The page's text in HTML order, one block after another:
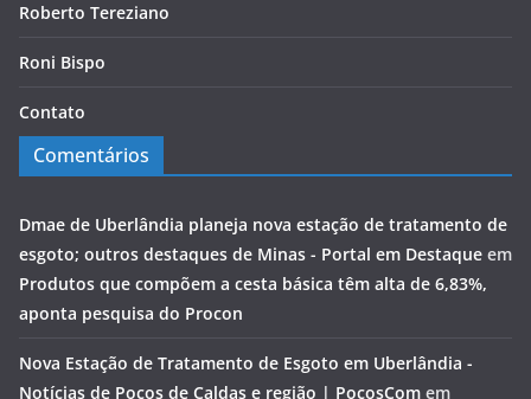
Roberto Tereziano
Roni Bispo
Contato
Comentários
Dmae de Uberlândia planeja nova estação de tratamento de
esgoto; outros destaques de Minas - Portal em Destaque em
Produtos que compõem a cesta básica têm alta de 6,83%,
aponta pesquisa do Procon
Nova Estação de Tratamento de Esgoto em Uberlândia -
Notícias de Poços de Caldas e região | PocosCom em